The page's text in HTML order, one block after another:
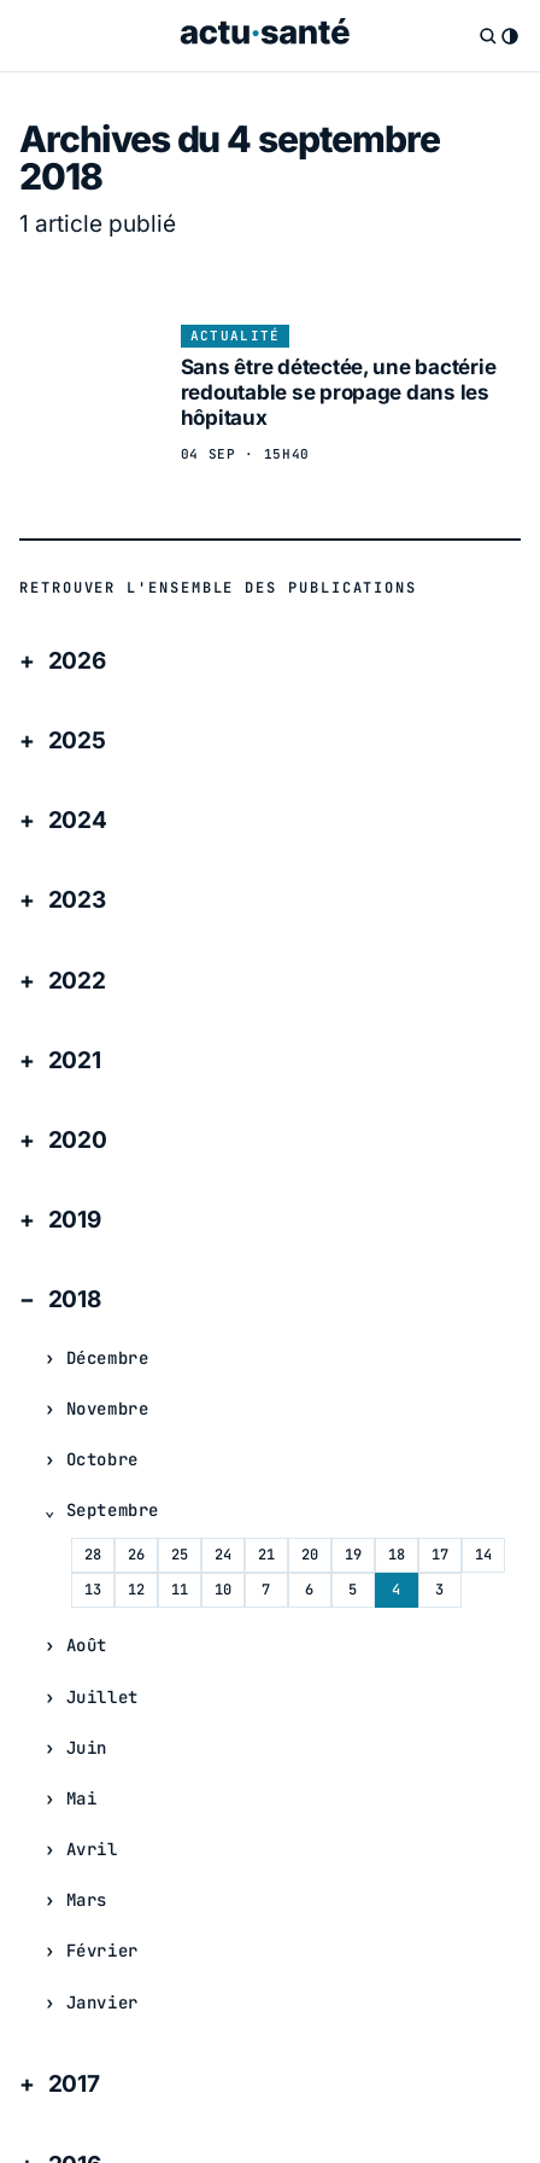
Archives du 4 septembre
2018
1 article publié
ACTUALITÉ
Sans être détectée, une bactérie
redoutable se propage dans les
hôpitaux
04 SEP · 15H40
RETROUVER L'ENSEMBLE DES PUBLICATIONS
2026
2025
2024
2023
2022
2021
2020
2019
2018
Décembre
Novembre
Octobre
Septembre
28 26 25 24 21 20 19 18 17
14
13
12 11 10 7 6 5 4 3
Août
Juillet
Juin
Mai
Avril
Mars
Février
Janvier
2017